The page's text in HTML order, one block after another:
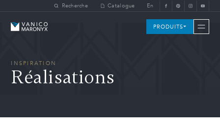
Skip to main contentRecherche Catalogue En
Vanico-Maronyx PRODUITS
INSPIRATION
Réalisations